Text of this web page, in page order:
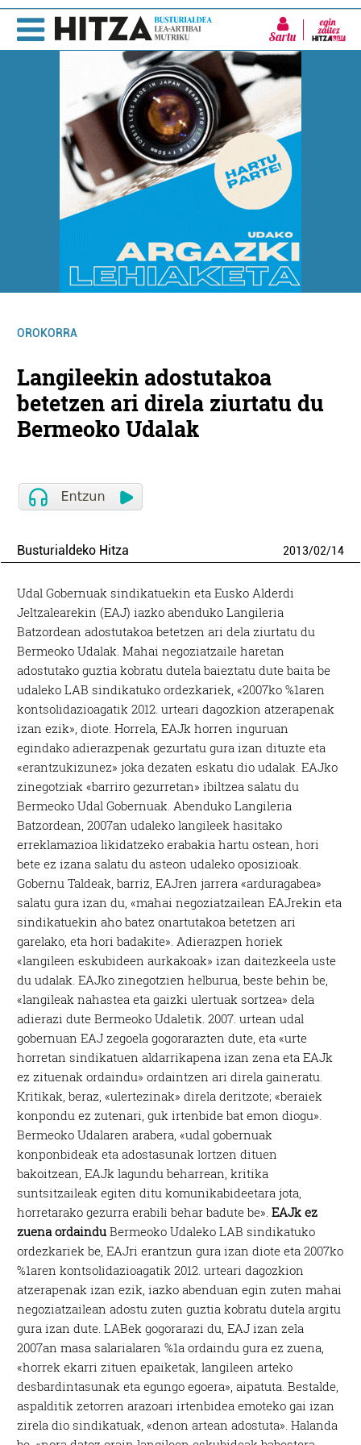
Sartu
OROKORRA
Langileekin adostutakoa
betetzen ari direla ziurtatu du
Bermeoko Udalak
Busturialdeko Hitza 2013/02/14
Udal Gobernuak sindikatuekin eta Eusko Alderdi
Jeltzalearekin (EAJ) iazko abenduko Langileria
Batzordean adostutakoa betetzen ari dela ziurtatu du
Bermeoko Udalak. Mahai negoziatzaile haretan
adostutako guztia kobratu dutela baieztatu dute baita be
udaleko LAB sindikatuko ordezkariek, «2007ko %1aren
kontsolidazioagatik 2012. urteari dagozkion atzerapenak
izan ezik», diote. Horrela, EAJk horren inguruan
egindako adierazpenak gezurtatu gura izan dituzte eta
«erantzukizunez» joka dezaten eskatu dio udalak. EAJko
zinegotziak «barriro gezurretan» ibiltzea salatu du
Bermeoko Udal Gobernuak. Abenduko Langileria
Batzordean, 2007an udaleko langileek hasitako
erreklamazioa likidatzeko erabakia hartu ostean, hori
bete ez izana salatu du asteon udaleko oposizioak.
Gobernu Taldeak, barriz, EAJren jarrera «arduragabea»
salatu gura izan du, «mahai negoziatzailean EAJrekin eta
sindikatuekin aho batez onartutakoa betetzen ari
garelako, eta hori badakite». Adierazpen horiek
«langileen eskubideen aurkakoak» izan daitezkeela uste
du udalak. EAJko zinegotzien helburua, beste behin be,
«langileak nahastea eta gaizki ulertuak sortzea» dela
adierazi dute Bermeoko Udaletik. 2007. urtean udal
gobernuan EAJ zegoela gogorarazten dute, eta «urte
horretan sindikatuen aldarrikapena izan zena eta EAJk
ez zituenak ordaindu» ordaintzen ari direla gaineratu.
Kritikak, beraz, «ulertezinak» direla deritzote; «beraiek
konpondu ez zutenari, guk irtenbide bat emon diogu».
Bermeoko Udalaren arabera, «udal gobernuak
konponbideak eta adostasunak lortzen dituen
bakoitzean, EAJk lagundu beharrean, kritika
suntsitzaileak egiten ditu komunikabideetara jota,
horretarako gezurra erabili behar badute be».EAJk ez
zuena ordaindu Bermeoko Udaleko LAB sindikatuko
ordezkariek be, EAJri erantzun gura izan diote eta 2007ko
%1aren kontsolidazioagatik 2012. urteari dagozkion
atzerapenak izan ezik, iazko abenduan egin zuten mahai
negoziatzailean adostu zuten guztia kobratu dutela argitu
gura izan dute. LABek gogorarazi du, EAJ izan zela
2007an masa salarialaren %1a ordaindu gura ez zuena,
«horrek ekarri zituen epaiketak, langileen arteko
desbardintasunak eta egungo egoera», aipatuta. Bestalde,
aspalditik zetorren arazoari irtenbidea emoteko gai izan
zirela dio sindikatuak, «denon artean adostuta». Halanda